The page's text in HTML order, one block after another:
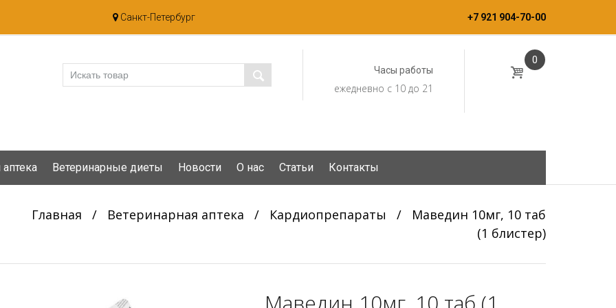
Санкт-Петербург +7 921 904-70-00
Часы работы
ежедневно с 10 до 21
0
Ветеринарные диеты Новости О нас Статьи Контакты
Главная / Ветеринарная аптека / Кардиопрепараты /
Маведин 10мг, 10 таб
(1 блистер)